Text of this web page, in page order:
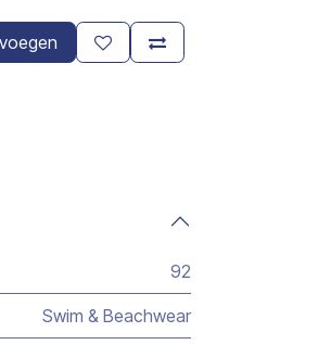
92
Swim & Beachwear